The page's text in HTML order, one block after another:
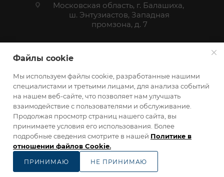
Московская область, г. Балашиха,
ш. Энтузиастов, Западная
промзона, д. 7
descrip.ru 2026 ©Карта сайта
Файлы cookie
Мы используем файлы cookie, разработанные нашими
специалистами и третьими лицами, для анализа событий
на нашем веб-сайте, что позволяет нам улучшать
взаимодействие с пользователями и обслуживание.
Продолжая просмотр страниц нашего сайта, вы
принимаете условия его использования. Более
подробные сведения смотрите в нашей Политике в
отношении файлов Cookie.
ПРИНИМАЮ НЕ ПРИНИМАЮ